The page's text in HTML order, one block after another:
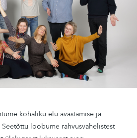
kohaliku elu avastamise ja
loobume rahvusvahelistest